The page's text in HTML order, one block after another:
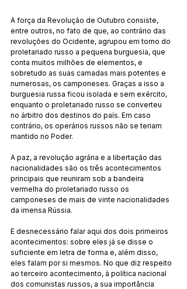
A força da Revolução de Outubro consiste,
entre outros, no fato de que, ao contrário das
revoluções do Ocidente, agrupou em torno do
proletariado russo a pequena burguesia, que
conta muitos milhões de elementos, e
sobretudo as suas camadas mais potentes e
numerosas, os camponeses. Graças a isso a
burguesia russa ficou isolada e sem exército,
enquanto o proletariado russo se converteu
no árbitro dos destinos do país. Em caso
contrário, os operários russos não se teriam
mantido no Poder.
A paz, a revolução agrária e a libertação das
nacionalidades são os três acontecimentos
principais que reuniram sob a bandeira
vermelha do proletariado russo os
camponeses de mais de vinte nacionalidades
da imensa Rússia.
E desnecessário falar aqui dos dois primeiros
acontecimentos: sobre eles já se disse o
suficiente em letra de forma e, além disso,
eles falam por si mesmos. No que diz respeito
ao terceiro acontecimento, à política nacional
dos comunistas russos, a sua importância